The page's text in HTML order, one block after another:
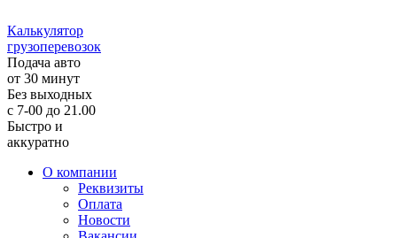
Калькулятор
грузоперевозок
Подача авто
от 30 минут
Без выходных
с 7-00 до 21.00
Быстро и
аккуратно
О компании
Реквизиты
Оплата
Новости